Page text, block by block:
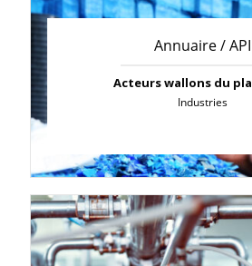
Annuaire / API
Acteurs wallons du
Industries